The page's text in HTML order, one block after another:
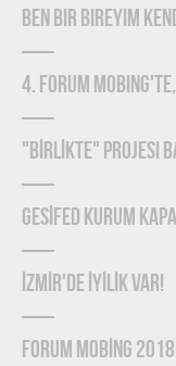
Ben Bir Bireyim
4. Forum
"BİRLİKTE" Projesi
GESİFED Kurum
İZMİR'de İYİLİK Var!
FORUM MOBİNG 2018